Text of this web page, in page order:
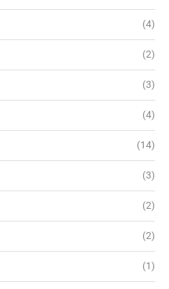
(4)
(2)
(3)
(4)
(14)
(3)
(2)
(2)
(1)